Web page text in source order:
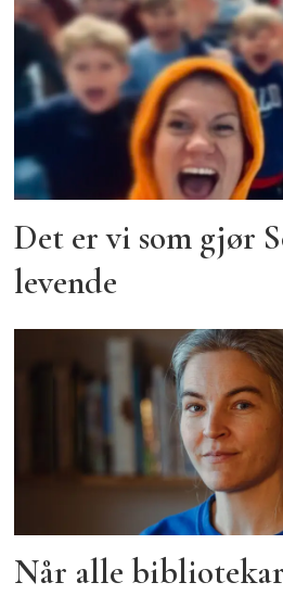
Det er vi som gjør
levende
Når alle